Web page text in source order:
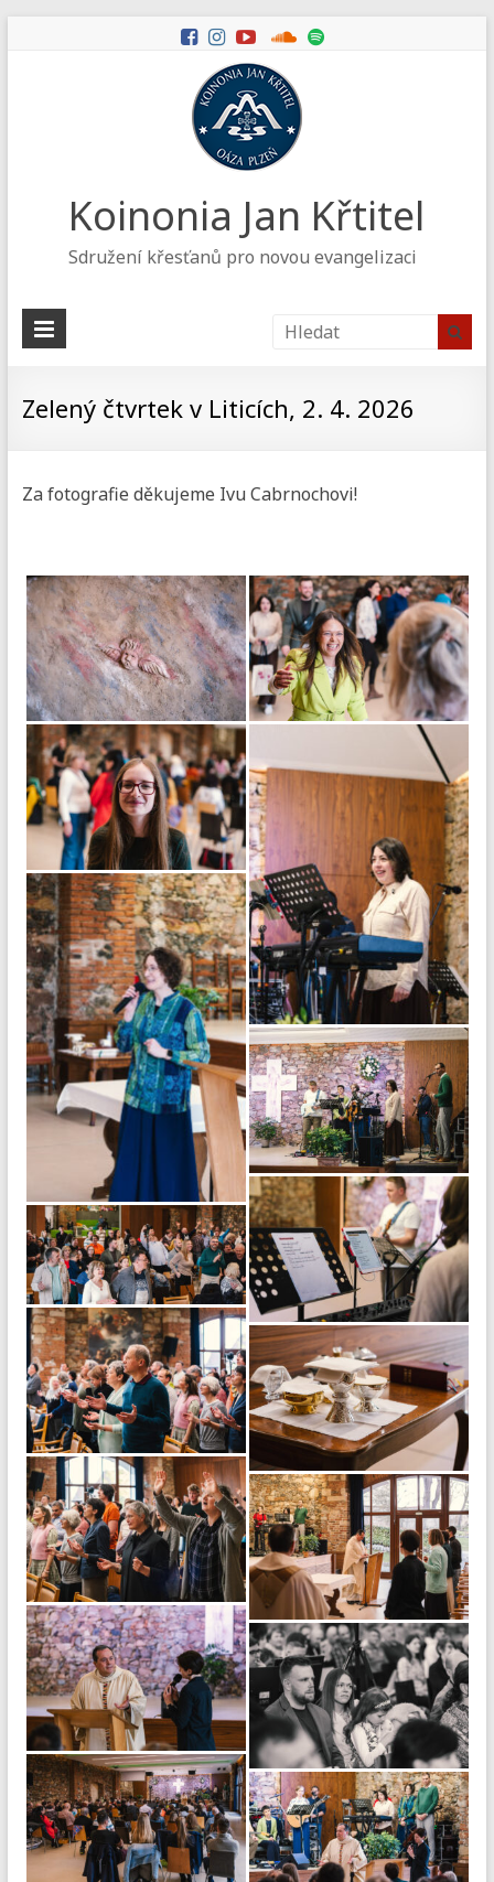
Koinonia Jan Křtitel
Sdružení křesťanů pro novou evangelizaci
Zelený čtvrtek v Liticích, 2. 4. 2026
Za fotografie děkujeme Ivu Cabrnochovi!